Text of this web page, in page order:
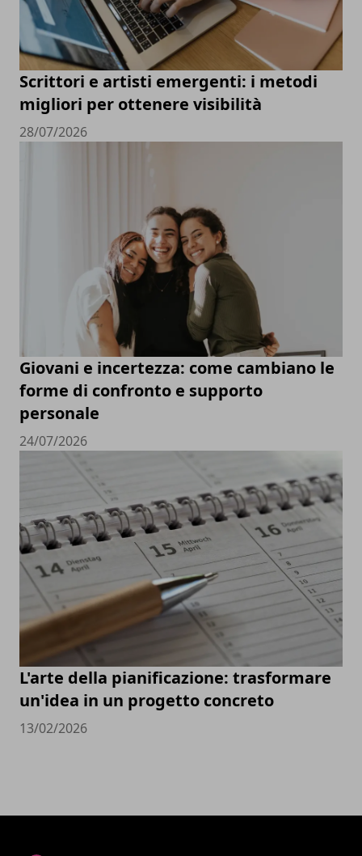
Scrittori e artisti emergenti: i metodi
migliori per ottenere visibilità
28/07/2026
Giovani e incertezza: come cambiano le
forme di confronto e supporto
personale
24/07/2026
L'arte della pianificazione: trasformare
un'idea in un progetto concreto
13/02/2026